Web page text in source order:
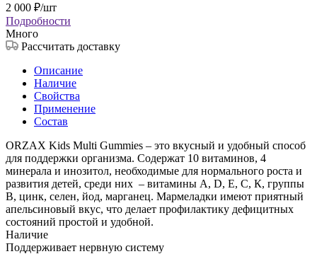
2 000 ₽/шт
Подробности
Много
Рассчитать доставку
Описание
Наличие
Свойства
Применение
Состав
ORZAX Kids Multi Gummies – это вкусный и удобный способ
для поддержки организма. Содержат 10 витаминов, 4
минерала и инозитол, необходимые для нормального роста и
развития детей, среди них – витамины А, D, Е, С, К, группы
В, цинк, селен, йод, марганец. Мармеладки имеют приятный
апельсиновый вкус, что делает профилактику дефицитных
состояний простой и удобной.
Наличие
Поддерживает нервную систему